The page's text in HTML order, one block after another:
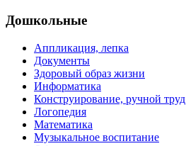
Дошкольные
Аппликация, лепка
Документы
Здоровый образ жизни
Информатика
Конструирование, ручной труд
Логопедия
Математика
Музыкальное воспитание